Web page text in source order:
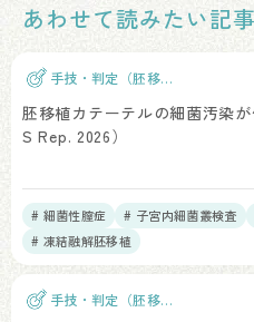
あわせて読みたい記事
手技・判定（胚移
胚移植カテーテルの細菌汚染
S Rep. 2026）
# 細菌性膣症 # 子宮内細菌叢検査
# 凍結融解胚移植
手技・判定（胚移